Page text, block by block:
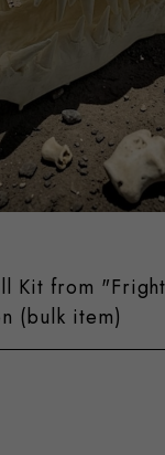
Kit from
(bulk item)